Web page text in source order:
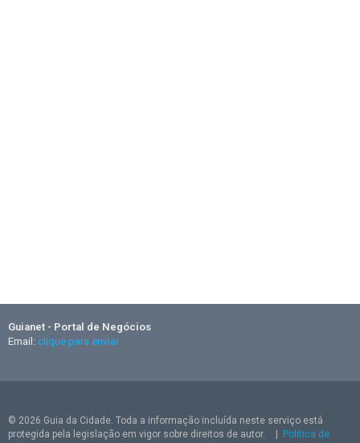
Guianet - Portal de Negócios
Email: clique para enviar
© 2026 Guia da Cidade. Toda a informação incluída neste serviço está
protegida pela legislação em vigor sobre direitos de autor.
Política de